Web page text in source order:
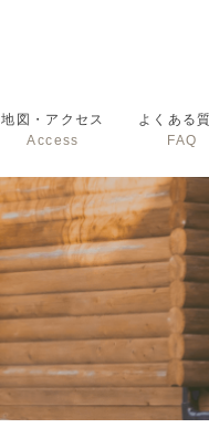
地図・アクセス
Access
よくある
FAQ